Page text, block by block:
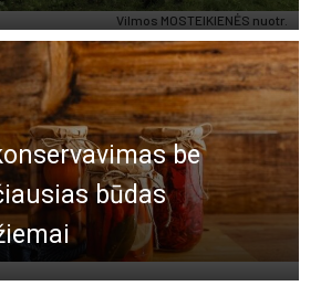
Vil­mos MOS­TEI­KIE­NĖS nuo­tr.
be
būdas